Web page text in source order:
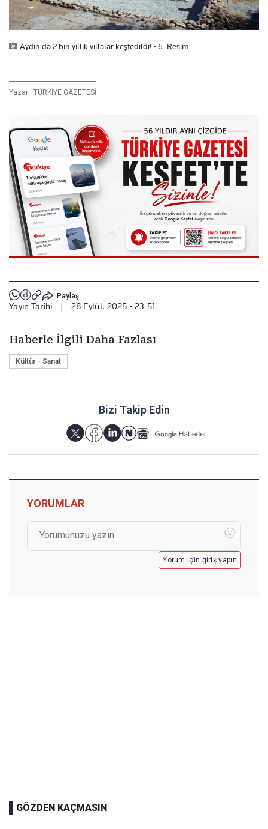
Aydın'da 2 bin yıllık villalar keşfedildi! - 6. Resim
Yazar : TÜRKİYE GAZETESİ
Paylaş
Yayın Tarihi 28 Eylül, 2025 - 23:51
Haberle İlgili Daha Fazlası
Kültür - Sanat
Bizi Takip Edin
YORUMLAR
Yorum için giriş yapın
GÖZDEN KAÇMASIN